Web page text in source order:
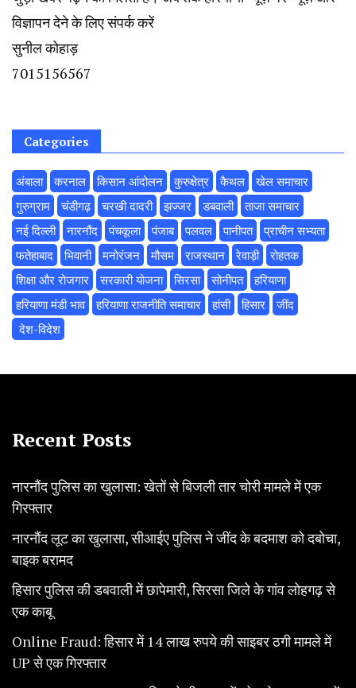
विज्ञापन देने के लिए संपर्क करें
सुनील कोहाड़
7015156567
Categories
अंबाला करनाल किसान आंदोलन कुरुक्षेत्र कैथल
खेल समाचार
गुरुग्राम
चंडीगढ़ चरखी दादरी झज्जर डबवाली
ताजा समाचार
नई दिल्ली
नारनौंद पंचकूला पंजाब पलवल पानीपत
प्राचीन सभ्यता
फतेहाबाद
भिवानी मनोरंजन मौसम राजस्थान रेवाड़ी
रोहतक
शिक्षा और रोजगार
सरकारी योजना सिरसा सोनीपत
हरियाणा
हरियाणा मंडी भाव
हरियाणा राजनीति समाचार हांसी हिसार
‌जींद
‌ देश-विदेश
Recent Posts
नारनौंद पुलिस का खुलासा: खेतों से बिजली तार चोरी मामले में एक
गिरफ्तार
नारनौंद लूट का खुलासा, सीआईए पुलिस ने जींद के बदमाश को दबोचा,
बाइक बरामद
हिसार पुलिस की डबवाली में छापेमारी, सिरसा जिले के गांव लोहगढ़ से
एक काबू
Online Fraud: हिसार में 14 लाख रुपये की साइबर ठगी मामले में
UP से एक गिरफ्तार